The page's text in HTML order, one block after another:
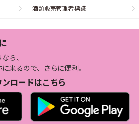
酒類販売管理者標識
ら、
来るので、さらに便利。
ンロードはこちら